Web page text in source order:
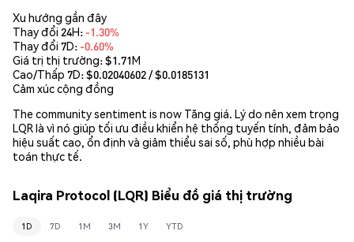
Xu hướng gần đây
Thay đổi 24H: -1.30%
Thay đổi 7D: -0.60%
Giá trị thị trường:$1.71M
Cao/Thấp 7D: $0.02040602/ $0.0185131
Cảm xúc cộng đồng
The community sentiment is now Tăng giá. Lý do nên xem trọng
LQR là vì nó giúp tối ưu điều khiển hệ thống tuyến tính, đảm bảo
hiệu suất cao, ổn định và giảm thiểu sai số, phù hợp nhiều bài
toán thực tế.
Laqira Protocol (LQR) Biểu đồ giá thị trường
1D 7D 1M 3M 1Y YTD